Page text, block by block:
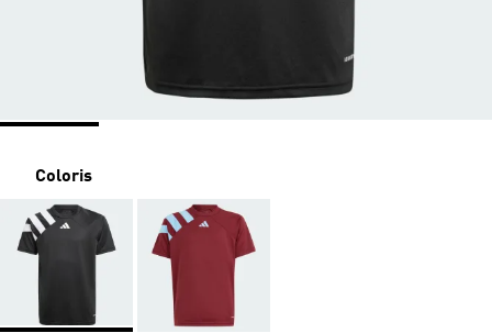
Coloris